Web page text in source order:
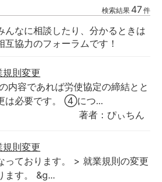
検索結果 47件
んなに相談したり、分かるときは
協力のフォーラムです！
規則変更
内容であれば労使協定の締結とと
は必要です。 ④につ...
著者：ぴぃちん
規則変更
っております。 > 就業規則の変更
ます。 &g...